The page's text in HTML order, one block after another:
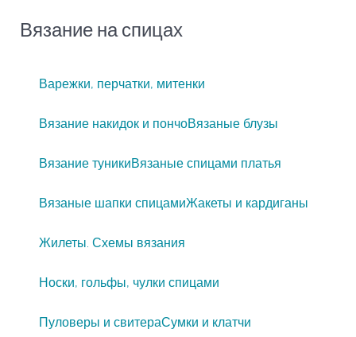
Вязание на спицах
Варежки, перчатки, митенки
Вязание накидок и пончоВязаные блузы
Вязание туникиВязаные спицами платья
Вязаные шапки спицамиЖакеты и кардиганы
Жилеты. Схемы вязания
Носки, гольфы, чулки спицами
Пуловеры и свитераСумки и клатчи